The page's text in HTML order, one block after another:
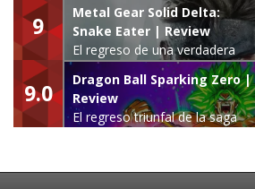
9
Metal Gear Solid Delta:
Snake Eater | Review
El regreso de una verdadera
leyenda
9.0
Dragon Ball Sparking Zero |
Review
El regreso triunfal de la saga